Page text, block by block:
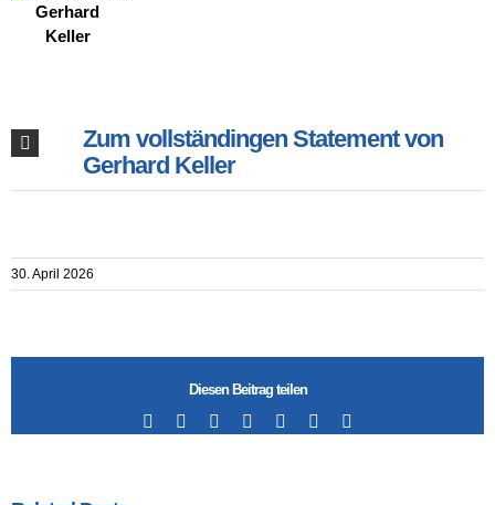
Gerhard
Keller
Zum vollständingen Statement von
Gerhard Keller
30. April 2026
Diesen Beitrag teilen
Facebook LinkedIn
TumblrPinterest